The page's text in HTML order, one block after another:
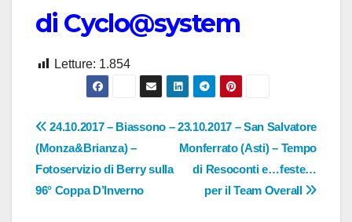
di Cyclo@system
Letture: 1.854
Navigazione
articoli
23.10.2017 – San Salvatore
Monferrato (Asti) – Tempo
di Resoconti e…feste…
per il Team Overall
24.10.2017 – Biassono –
(Monza&Brianza) –
Fotoservizio di Berry sulla
96° Coppa D’Inverno